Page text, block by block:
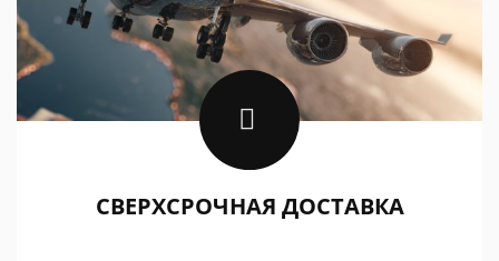
СВЕРХСРОЧНАЯ ДОСТАВКА